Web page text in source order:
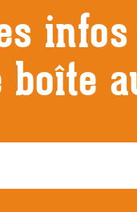
infos
boîte